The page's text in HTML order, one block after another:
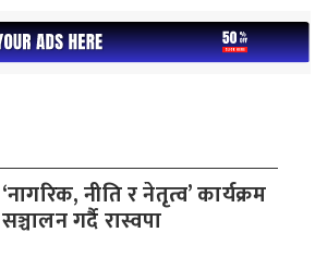
‘नागरिक, नीति र नेतृत्व’ कार्यक्रम
सञ्चालन गर्दै रास्वपा